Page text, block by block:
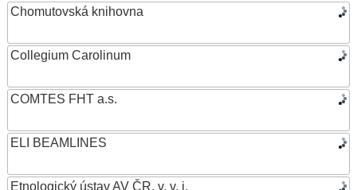
Chomutovská knihovna
Collegium Carolinum
COMTES FHT a.s.
ELI BEAMLINES
Etnologický ústav AV ČR, v. v. i.